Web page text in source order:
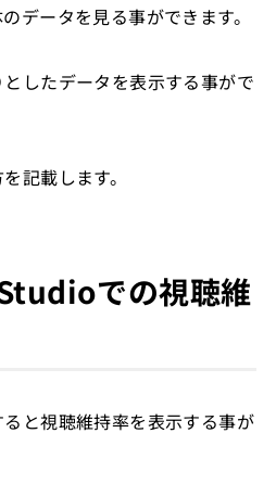
データを見る事ができます。
したデータを表示する事がで
記載します。
での視聴維
と視聴維持率を表示する事が